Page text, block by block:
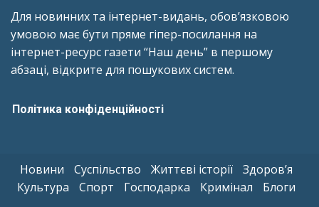
Для новинних та інтернет-видань, обов’язковою
умовою має бути пряме гіпер-посилання на
інтернет-ресурс газети “Наш день” в першому
абзаці, відкрите для пошукових систем.
Політика конфіденційності
Новини Суспільство Життєві історії
Здоров’я
Культура
Спорт Господарка Кримінал Блоги